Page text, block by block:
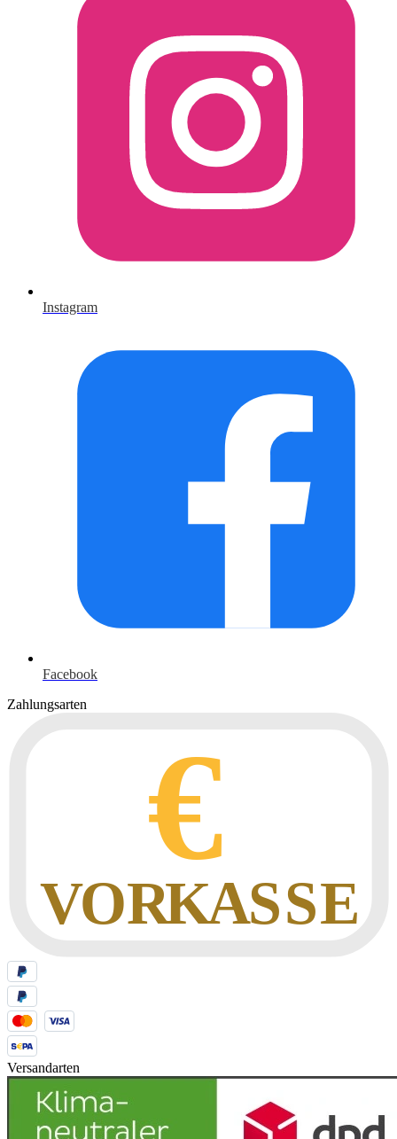
Facebook
Instagram
Zahlungsarten
Versandarten